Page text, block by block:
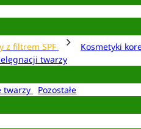
z filtrem SPF Kosmetyki
twarzy
twarzy
Pozostałe